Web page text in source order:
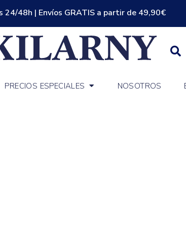
24/48h | Envíos GRATIS a partir de 49,90€
PRECIOS ESPECIALES NOSOTROS